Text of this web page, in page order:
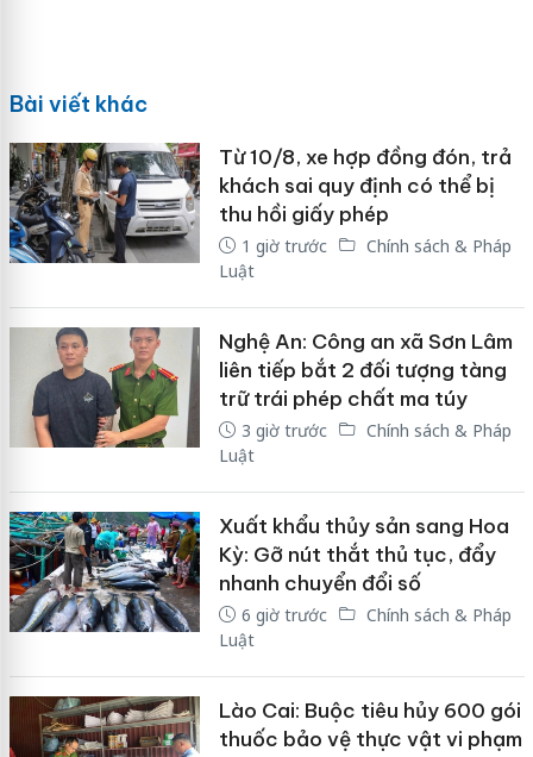
Bài viết khác
Từ 10/8, xe hợp đồng đón, trả
khách sai quy định có thể bị
thu hồi giấy phép
1 giờ trước
Chính sách & Pháp
Luật
Nghệ An: Công an xã Sơn Lâm
liên tiếp bắt 2 đối tượng tàng
trữ trái phép chất ma túy
3 giờ trước
Chính sách & Pháp
Luật
Xuất khẩu thủy sản sang Hoa
Kỳ: Gỡ nút thắt thủ tục, đẩy
nhanh chuyển đổi số
6 giờ trước
Chính sách & Pháp
Luật
Lào Cai: Buộc tiêu hủy 600 gói
thuốc bảo vệ thực vật vi phạm